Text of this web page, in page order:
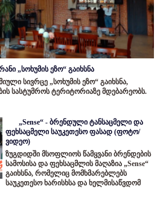
„სოხუმის ეზო“ გაიხსნა
სივრცე „სოხუმის ეზო“ გაიხსნა,
სასტუმროს ტერიტორიაზე მდებარეობს.
„Sense“ - ბრენდული ტანსაცმელი და
ფეხსაცმელი საუკეთესო ფასად (ფოტო/
ვიდეო)
ზუგდიდში მსოფლიოს წამყვანი ბრენდების
სამოსისა და ფეხსაცმლის მაღაზია „Sense“
გაიხსნა, რომელიც მომხმარებლებს
საუკეთესო ხარისხსა და ხელმისაწვდომ